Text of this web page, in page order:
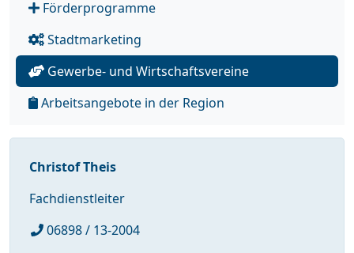
Förderprogramme
Stadtmarketing
Gewerbe- und Wirtschaftsvereine
Arbeitsangebote in der Region
Christof Theis
Fachdienstleiter
06898 / 13-2004